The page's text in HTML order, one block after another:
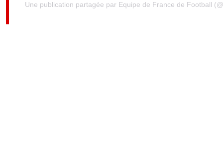
Une publication partagée par Equipe de France de Football